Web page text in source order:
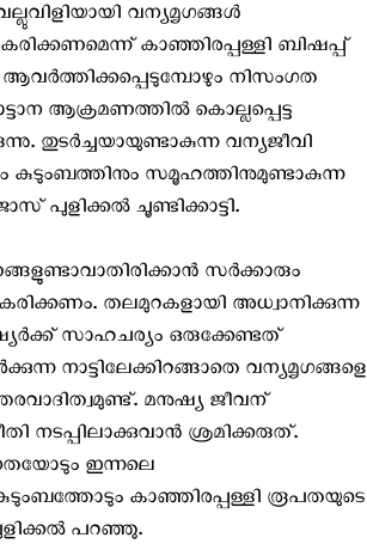
വന്യമൃഗങ്ങൾ
കാഞ്ഞിരപ്പള്ളി ബിഷപ്പ്
നിസംഗത
ആക്രമണത്തിൽ കൊല്ലപ്പെട്ട
തുടർച്ചയായുണ്ടാകുന്ന വന്യജീവി
കുടുംബത്തിനും സമൂഹത്തിനുമുണ്ടാകുന്ന
പുളിക്കൽ ചൂണ്ടിക്കാട്ടി.
സർക്കാരും
തലമുറകളായി അധ്വാനിക്കുന്ന
സാഹചര്യം ഒരുക്കേണ്ടത്
നാട്ടിലേക്കിറങ്ങാതെ വന്യമൃഗങ്ങളെ
മനുഷ്യ ജീവന്
നടപ്പിലാക്കുവാൻ ശ്രമിക്കരുത്.
ഇന്നലെ
കുടുംബത്തോടും കാഞ്ഞിരപ്പള്ളി രൂപതയുടെ
പറഞ്ഞു.